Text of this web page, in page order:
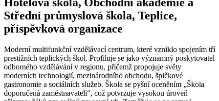
Střední průmyslová škola, Teplice,
příspěvková organizace
Moderní multifunkční vzdělávací centrum, které vzniklo spojením tří
prestižních teplických škol. Profiluje se jako významný poskytovatel
odborného vzdělávání v regionu, přičemž propojuje světy
moderních technologií, mezinárodního obchodu, špičkové
gastronomie a sociálních služeb. Škola se pyšní oceněním „Škola
doporučená zaměstnavateli“, což potvrzuje vysokou úroveň